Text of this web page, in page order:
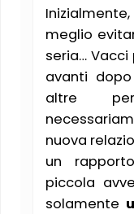
meglio
seria… Vacci
avanti
altre
nuova
un
piccola
solamente